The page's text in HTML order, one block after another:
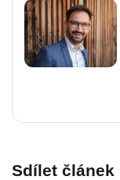
Sdílet článek